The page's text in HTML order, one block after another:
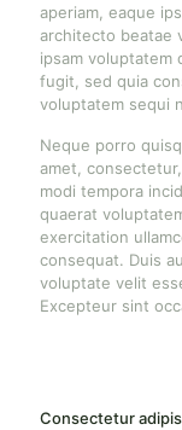
aperiam, eaque
architecto beatae
ipsam voluptatem
fugit, sed quia
voluptatem sequi
Neque porro
amet,
modi tempora
quaerat
exercitation
consequat. Duis
voluptate velit
Excepteur sint
Consectetur